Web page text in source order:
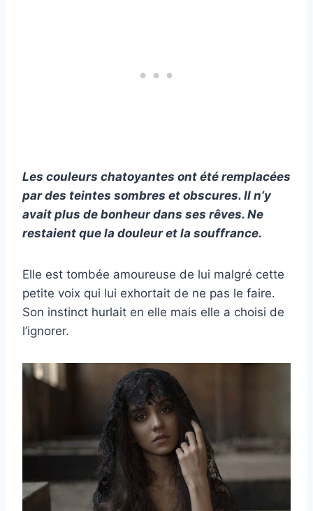
Les couleurs chatoyantes ont été remplacées
par des teintes sombres et obscures. Il n’y
avait plus de bonheur dans ses rêves. Ne
restaient que la douleur et la souffrance.
Elle est tombée amoureuse de lui malgré cette
petite voix qui lui exhortait de ne pas le faire.
Son instinct hurlait en elle mais elle a choisi de
l’ignorer.